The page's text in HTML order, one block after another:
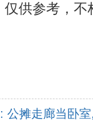
供参考，不
公摊走廊当卧